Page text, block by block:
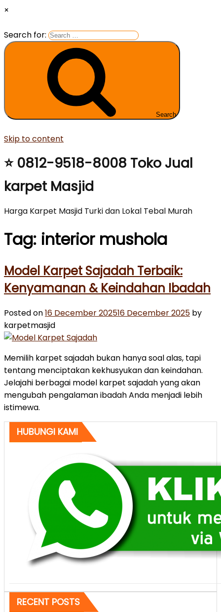
×
Search for:
Search
Skip to content
⭐ 0812-9518-8008 Toko Jual
karpet Masjid
Harga Karpet Masjid Turki dan Lokal Tebal Murah
Tag: interior mushola
Model Karpet Sajadah Terbaik:
Kenyamanan & Keindahan Ibadah
Posted on16 December 202516 December 2025 by
karpetmasjid
Memilih karpet sajadah bukan hanya soal alas, tapi
tentang menciptakan kekhusyukan dan keindahan.
Jelajahi berbagai model karpet sajadah yang akan
mengubah pengalaman ibadah Anda menjadi lebih
istimewa.
HUBUNGI KAMI
RECENT POSTS